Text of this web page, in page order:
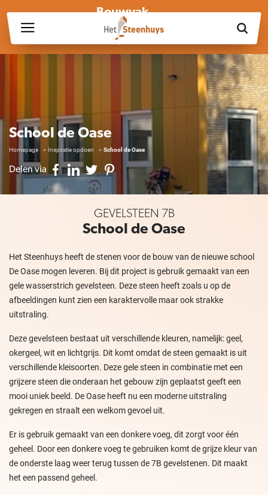
Bouwvak
Wij zijn wegens de bouwvak gesloten op vrijdag 17 juli en in
week 30, 31 en 32.
School de Oase
Homepage Inspiratie opdoen School de Oase
Delen via
GEVELSTEEN 7B
School de Oase
Het Steenhuys heeft de stenen voor de bouw van de nieuwe school
De Oase mogen leveren. Bij dit project is gebruik gemaakt van een
gele wasserstrich gevelsteen. Deze steen heeft zoals u op de
afbeeldingen kunt zien een karaktervolle maar ook strakke
uitstraling.
Deze gevelsteen bestaat uit verschillende kleuren, namelijk: geel,
okergeel, wit en lichtgrijs. Dit komt omdat de steen gemaakt is uit
verschillende kleisoorten. Deze gele steen in combinatie met een
grijzere steen die onderaan het gebouw zijn geplaatst geeft een
mooi uniek beeld. De Oase heeft nu een moderne uitstraling
gekregen en straalt een welkom gevoel uit.
Er is gebruik gemaakt van een donkere voeg, dit zorgt voor één
geheel. Door een donkere voeg te gebruiken komt de grijze kleur van
de onderste laag weer terug tussen de 7B gevelstenen. Dit maakt
het een passend geheel.